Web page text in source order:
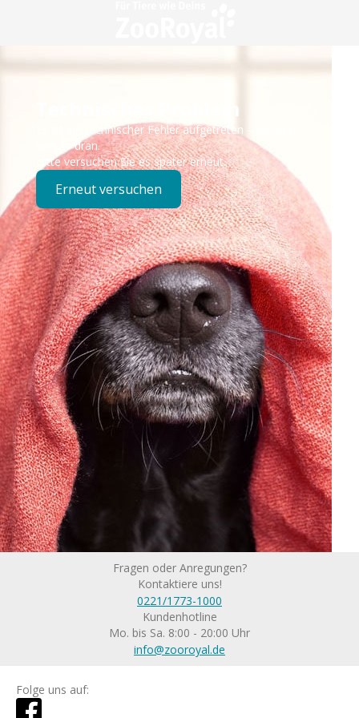
Technisches Problem
Es ist ein technischer Fehler aufgetreten – wir sind
bereits dran.
Bitte versuchen Sie es später erneut.
Erneut versuchen
Fragen oder Anregungen?
Kontaktiere uns!
0221/1773-1000
Kundenhotline
Mo. bis Sa. 8:00 - 20:00 Uhr
info@zooroyal.de
Folge uns auf: